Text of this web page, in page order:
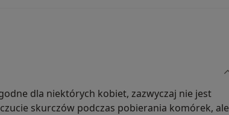
dla niektórych kobiet, zazwyczaj nie jest
skurczów podczas pobierania komórek, ale